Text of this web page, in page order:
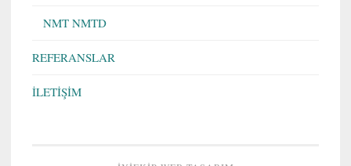
NMT NMTD
REFERANSLAR
İLETİŞİM